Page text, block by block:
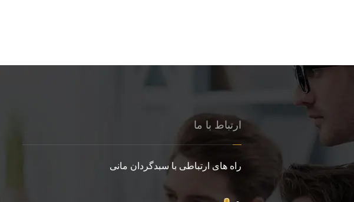
ارتباط با ما
راه های ارتباطی با سبدگردان مانی